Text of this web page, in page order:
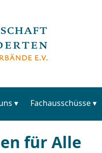
Fachausschüsse
für Alle